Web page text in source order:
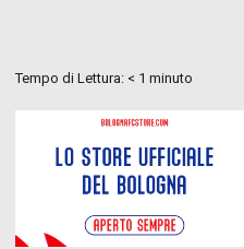
Tempo di Lettura: < 1 minuto